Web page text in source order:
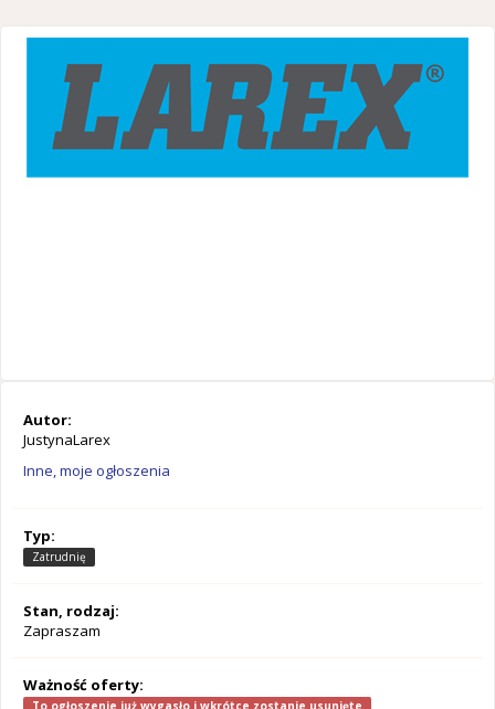
Autor:
JustynaLarex
Inne, moje ogłoszenia
Typ:
Zatrudnię
Stan, rodzaj:
Zapraszam
Ważność oferty:
To ogłoszenie już wygasło i wkrótce zostanie usunięte